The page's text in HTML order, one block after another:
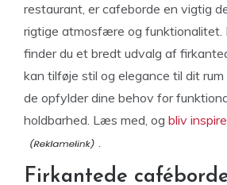
restaurant, er cafeborde en vigtig
rigtige atmosfære og funktionalitet.
finder du et bredt udvalg af
kan tilføje stil og elegance til dit
de opfylder dine behov for
holdbarhed. Læs med, og bliv
.
Firkantede